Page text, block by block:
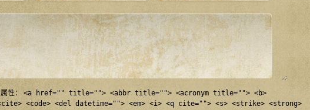
性： <a href="" title=""> <abbr title=""> <acronym title=""> <b>
<code> <del datetime=""> <em> <i> <q cite=""> <s> <strike> <strong>